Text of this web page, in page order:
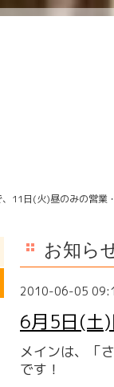
11日(火)昼のみの営
お知ら
2010-06-05
6月5日(土
メインは、「
です！